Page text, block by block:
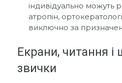
індивідуально можуть
атропін,
виключно за
Екрани, читання і
звички